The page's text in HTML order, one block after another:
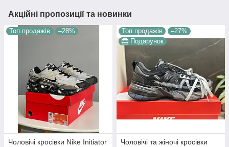
Акційні пропозиції та новинки
Топ продажів –28%
Чоловічі кросівки Nike Initiator
Топ продажів
–27%
Подарунок
Чоловічі та жіночі кросівки